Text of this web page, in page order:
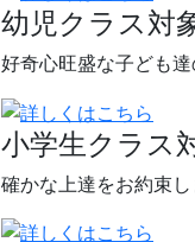
幼児クラス対
好奇心旺盛な子ども
小学生クラス
確かな上達をお約束し